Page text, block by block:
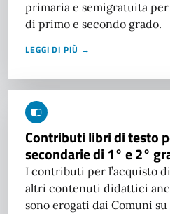
primaria e semigratuita
di primo e secondo grado.
LEGGI DI PIÙ →
Contributi libri di testo
secondarie di 1° e 2°
I contributi per l’acquisto
altri contenuti didattici
sono erogati dai Comuni